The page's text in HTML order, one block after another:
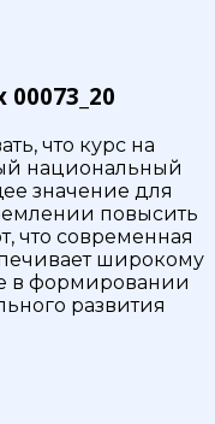
что курс на
национальный
значение для
повысить
что современная
широкому
в формировании
развития